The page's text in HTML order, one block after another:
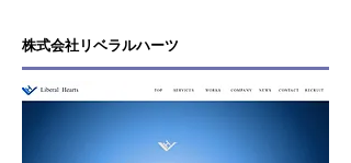
株式会社リベラルハーツ